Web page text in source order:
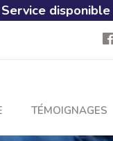
(service dédié
TÉMOIGNAGES